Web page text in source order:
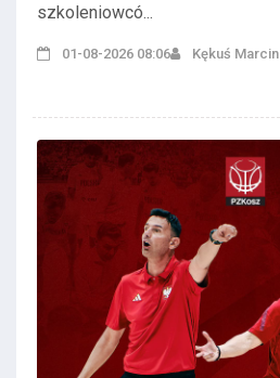
szkoleniowcó...
01-08-2026 08:06 Kękuś Marcin